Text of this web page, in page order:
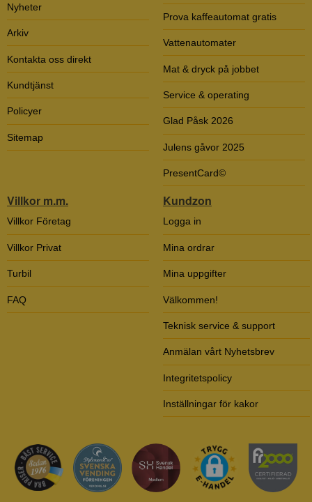
Nyheter
Arkiv
Kontakta oss direkt
Kundtjänst
Policyer
Sitemap
Prova kaffeautomat gratis
Vattenautomater
Mat & dryck på jobbet
Service & operating
Glad Påsk 2026
Julens gåvor 2025
PresentCard©
Villkor m.m.
Villkor Företag
Villkor Privat
Turbil
FAQ
Kundzon
Logga in
Mina ordrar
Mina uppgifter
Välkommen!
Teknisk service & support
Anmälan vårt Nyhetsbrev
Integritetspolicy
Inställningar för kakor